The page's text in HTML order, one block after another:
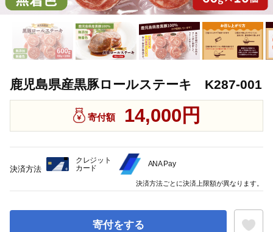
鹿児島県産黒豚ロールステーキ K287-001
寄付額 14,000円
寄付をする
決済方法
クレジット
カード
ANA Pay
決済方法ごとに決済上限額が異なります。